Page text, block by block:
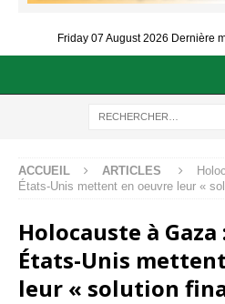
Friday 07 August 2026 Dernière
ACCUEIL ARTICLES
États-Unis mettent en oeuvre leur «
Holocauste à
États-Unis
leur « solution